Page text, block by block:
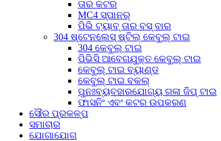
ତାର କଟର
MC4 ସ୍ପାନର୍
ପିଭି ଟ୍ୟାବ୍ ତାର ବସ୍ ବାର
304 ଷ୍ଟେନଲେସ୍ ଷ୍ଟିଲ୍ କେବୁଲ୍ ଟାଇ
304 କେବୁଲ୍ ଟାଇ
ପିଭିସି ଆବେଗଯୁକ୍ତ କେବୁଲ୍ ଟାଇ
କେବୁଲ୍ ଟାଇ ବ୍ୟାଣ୍ଡ
କେବୁଲ୍ ଟାଇ ବକଲ୍
ପୁନଃବ୍ୟବହାରଯୋଗ୍ୟ ଗଳା ଜିପ୍ ଟାଇ
ଫାସନିଂ ଏବଂ କଟର ଉପକରଣ
ସୌର ପ୍ରକଳ୍ପ
ସମାଚାର
ଯୋଗାଯୋଗ